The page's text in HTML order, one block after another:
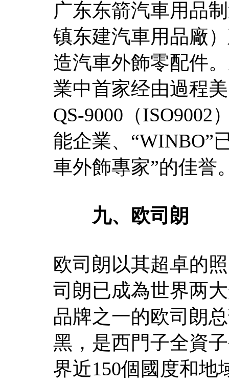
广东东箭汽車用品
镇东建汽車用品廠
造汽車外飾零配件
業中首家经由過程
QS-9000（
能企業、“WINBO”
車外飾專家”的佳誉
九、欧司朗
欧司朗以其超卓的
司朗已成為世界两
品牌之一的欧司朗
黑，是西門子全資
界近150個國度和地